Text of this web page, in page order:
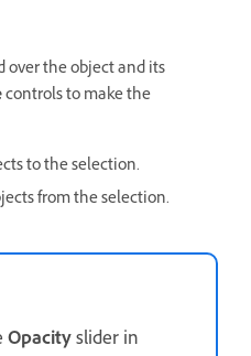
over the object and its
controls to make the
to the selection.
from the selection.
Opacityslider in